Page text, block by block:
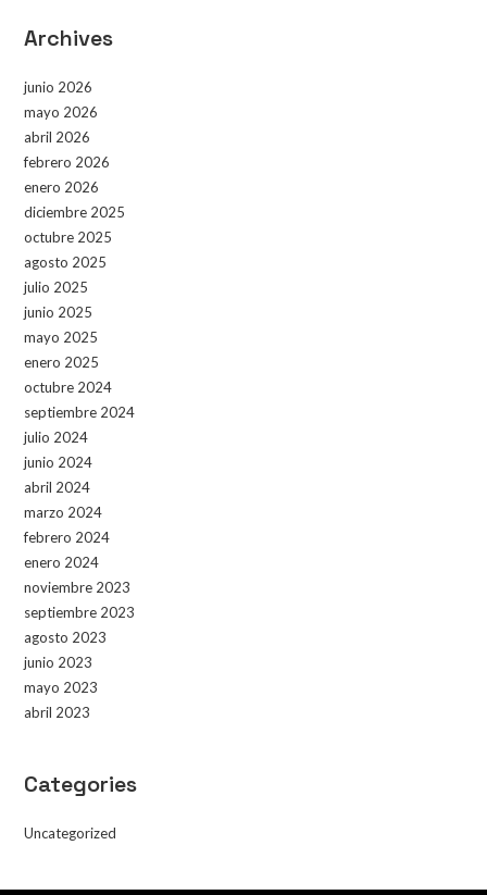
Archives
junio 2026
mayo 2026
abril 2026
febrero 2026
enero 2026
diciembre 2025
octubre 2025
agosto 2025
julio 2025
junio 2025
mayo 2025
enero 2025
octubre 2024
septiembre 2024
julio 2024
junio 2024
abril 2024
marzo 2024
febrero 2024
enero 2024
noviembre 2023
septiembre 2023
agosto 2023
junio 2023
mayo 2023
abril 2023
Categories
Uncategorized